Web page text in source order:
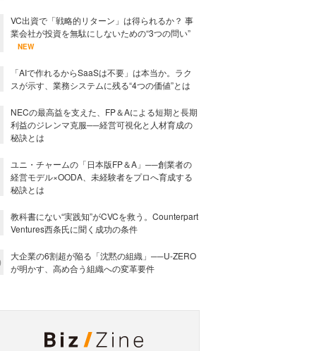
VC出資で「戦略的リターン」は得られるか？ 事
業会社が投資を無駄にしないための“3つの問い”
NEW
「AIで作れるからSaaSは不要」は本当か。ラク
スが示す、業務システムに残る“4つの価値”とは
NECの最高益を支えた、FP＆Aによる短期と長期
利益のジレンマ克服──経営可視化と人材育成の
秘訣とは
ユニ・チャームの「日本版FP＆A」──創業者の
経営モデル×OODA、未経験者をプロへ育成する
秘訣とは
教科書にない“実践知”がCVCを救う。Counterpart
Ventures西条氏に聞く成功の条件
大企業の6割超が陥る「沈黙の組織」──U-ZERO
が明かす、高め合う組織への変革要件